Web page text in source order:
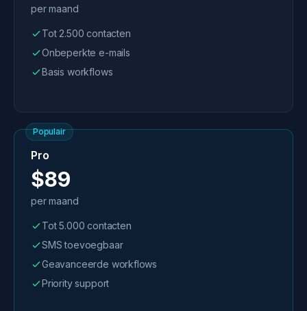
per maand
Tot 2.500 contacten
Onbeperkte e-mails
Basis workflows
Populair
Pro
$89
per maand
Tot 5.000 contacten
SMS toevoegbaar
Geavanceerde workflows
Priority support